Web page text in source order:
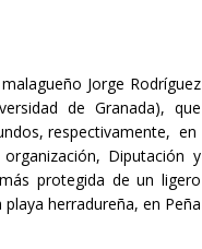
Jorge Rodríguez
de Granada), que
respectivamente, en
Diputación y
protegida de un ligero
herradureña, en Peña